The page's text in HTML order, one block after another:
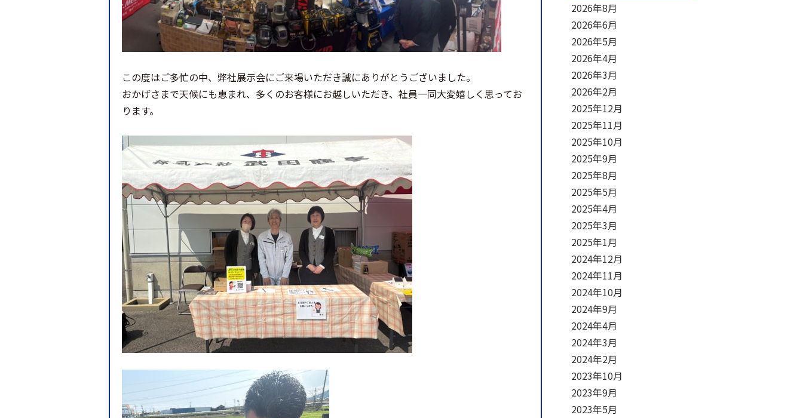
この度はご多忙の中、弊社展示会にご来場いただき誠にありがとうございました。
おかげさまで天候にも恵まれ、多くのお客様にお越しいただき、社員一同大変嬉しく思ってお
ります。
2026年8月
2026年6月
2026年5月
2026年4月
2026年3月
2026年2月
2025年12月
2025年11月
2025年10月
2025年9月
2025年8月
2025年5月
2025年4月
2025年3月
2025年1月
2024年12月
2024年11月
2024年10月
2024年9月
2024年4月
2024年3月
2024年2月
2023年10月
2023年9月
2023年5月